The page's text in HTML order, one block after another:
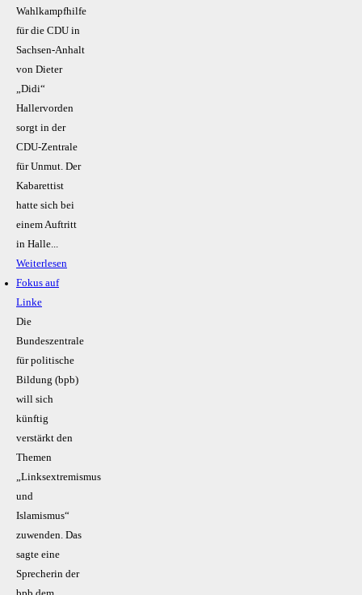
Wahlkampfhilfe
für die CDU in
Sachsen-Anhalt
von Dieter
„Didi“
Hallervorden
sorgt in der
CDU-Zentrale
für Unmut. Der
Kabarettist
hatte sich bei
einem Auftritt
in Halle...
Weiterlesen
Fokus auf
Linke
Die
Bundeszentrale
für politische
Bildung (bpb)
will sich
künftig
verstärkt den
Themen
„Linksextremismus
und
Islamismus“
zuwenden. Das
sagte eine
Sprecherin der